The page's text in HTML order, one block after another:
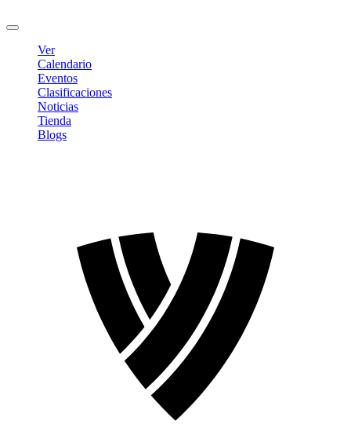
Ver
Calendario
Eventos
Clasificaciones
Noticias
Tienda
Blogs